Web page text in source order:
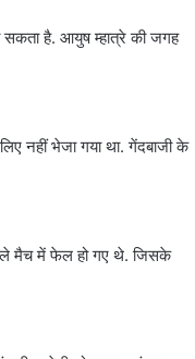
सकता है. आयुष म्हात्रे की जगह
नहीं भेजा गया था. गेंदबाजी के
मैच में फेल हो गए थे. जिसके